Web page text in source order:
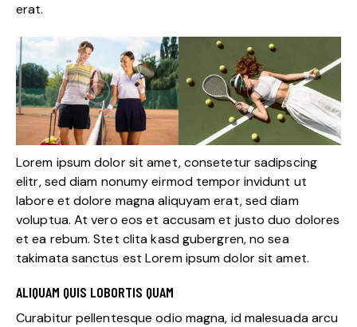
erat.
Lorem ipsum dolor sit amet, consetetur sadipscing
elitr, sed diam nonumy eirmod tempor invidunt ut
labore et dolore magna aliquyam erat, sed diam
voluptua. At vero eos et accusam et justo duo dolores
et ea rebum. Stet clita kasd gubergren, no sea
takimata sanctus est Lorem ipsum dolor sit amet.
ALIQUAM QUIS LOBORTIS QUAM
Curabitur pellentesque odio magna, id malesuada arcu